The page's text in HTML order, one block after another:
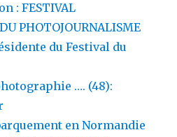
: FESTIVAL
PHOTOJOURNALISME
du Festival du
…. (48):
en Normandie